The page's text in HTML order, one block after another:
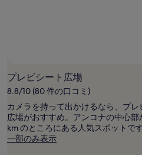
す。
料
金
お
よ
び
空
プレビシート広場
8.8/10 (80 件の口コミ)
カメラを持って出かけるなら、プレ
広場がおすすめ。アンコナの中心部
km のところにある人気スポットです
一部のみ表示